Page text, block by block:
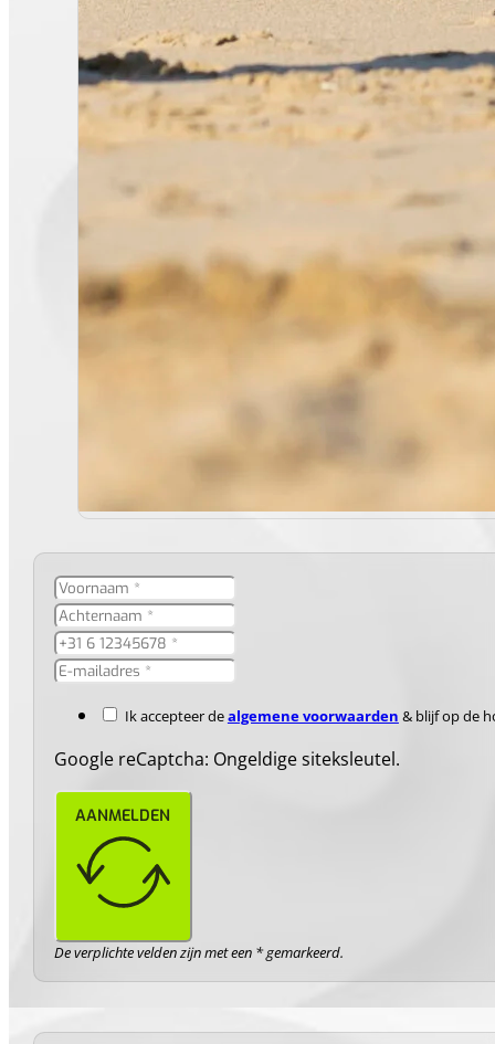
Ik accepteer dealgemene voorwaarden & blijf op de
Google reCaptcha: Ongeldige siteksleutel.
AANMELDEN
De verplichte velden zijn met een * gemarkeerd.